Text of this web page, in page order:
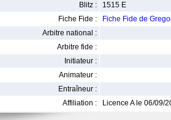
Blitz :
1515 E
Fiche Fide :
Fiche Fide de
Arbitre national :
Arbitre fide :
Initiateur :
Animateur :
Entraîneur :
Affiliation :
Licence A le 06/09/